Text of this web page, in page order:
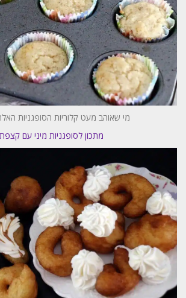
מי שאוהב מעט קלוריות הסופגניות
מתכון לסופגניות מיני עם קצפת